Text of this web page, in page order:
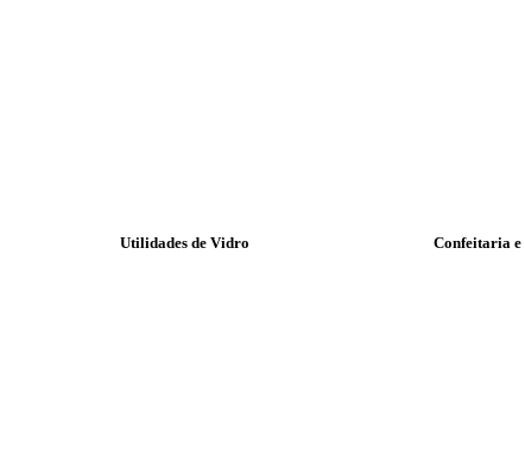
Utilidades de Vidro Confeitaria e